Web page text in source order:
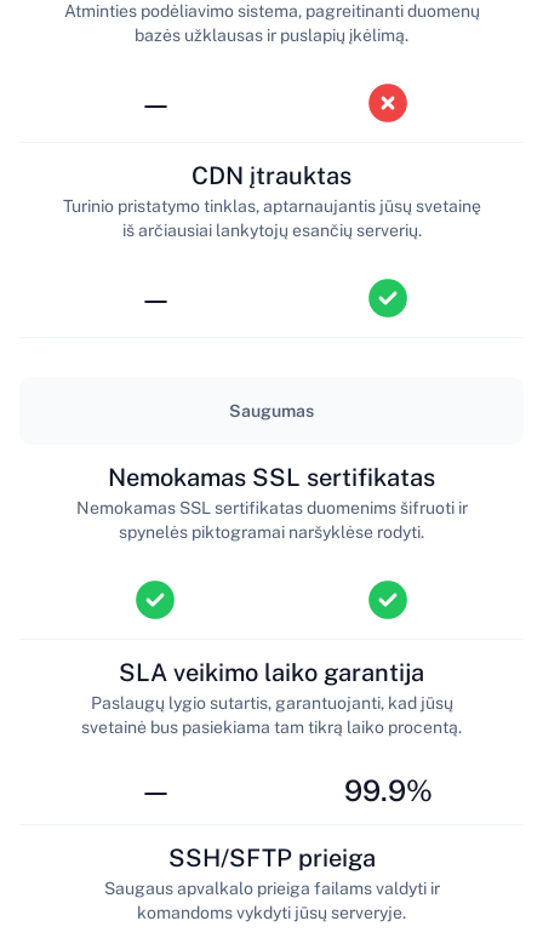
—
Atminties podėliavimo sistema, pagreitinanti duomenų
bazės užklausas ir puslapių įkėlimą.
—
CDN įtrauktas
Turinio pristatymo tinklas, aptarnaujantis jūsų svetainę
iš arčiausiai lankytojų esančių serverių.
Saugumas
Nemokamas SSL sertifikatas
Nemokamas SSL sertifikatas duomenims šifruoti ir
spynelės piktogramai naršyklėse rodyti.
—
SLA veikimo laiko garantija
Paslaugų lygio sutartis, garantuojanti, kad jūsų
svetainė bus pasiekiama tam tikrą laiko procentą.
99.9%
SSH/SFTP prieiga
Saugaus apvalkalo prieiga failams valdyti ir
komandoms vykdyti jūsų serveryje.